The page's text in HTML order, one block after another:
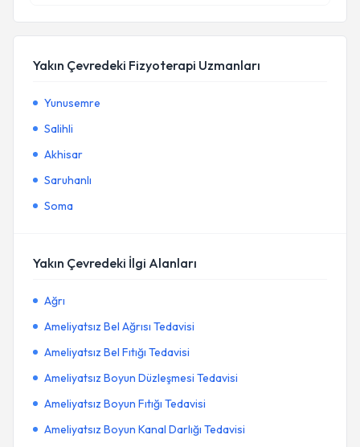
Yakın Çevredeki Fizyoterapi Uzmanları
Yunusemre
Salihli
Akhisar
Saruhanlı
Soma
Yakın Çevredeki İlgi Alanları
Ağrı
Ameliyatsız Bel Ağrısı Tedavisi
Ameliyatsız Bel Fıtığı Tedavisi
Ameliyatsız Boyun Düzleşmesi Tedavisi
Ameliyatsız Boyun Fıtığı Tedavisi
Ameliyatsız Boyun Kanal Darlığı Tedavisi